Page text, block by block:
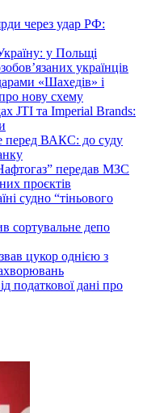
через удар РФ:
у Польщі
українців
«Шахедів» і
нову схему
JTI та Imperial Brands:
перед ВАКС: до суду
передав МЗС
проєктів
судно “тіньового
сортувальне депо
цукор однією з
податкової дані про